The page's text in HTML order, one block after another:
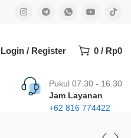
Login / Register 0 / Rp0
Pukul 07.30 - 16.30
Jam Layanan
+62 816 774422